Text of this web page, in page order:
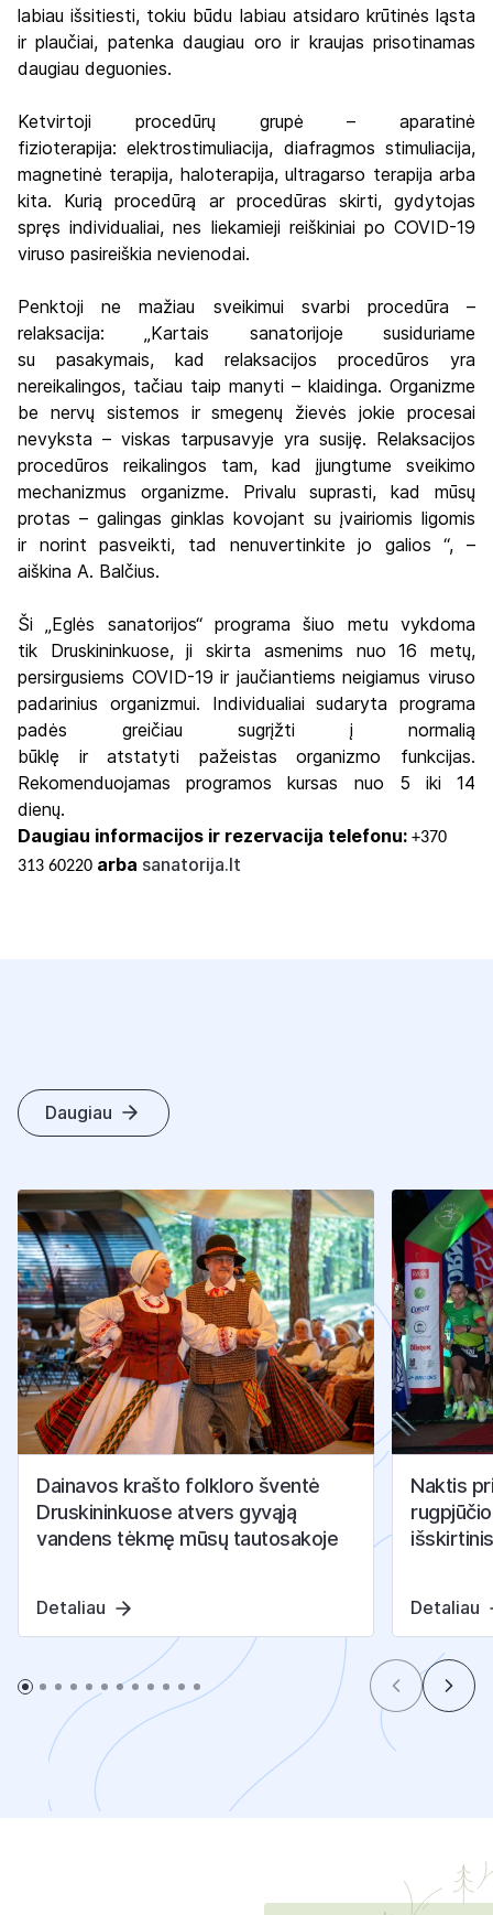
labiau išsitiesti, tokiu būdu labiau atsidaro krūtinės ląsta
ir plaučiai, patenka daugiau oro ir kraujas prisotinamas
daugiau deguonies.
Ketvirtoji procedūrų grupė – aparatinė
fizioterapija: elektrostimuliacija, diafragmos stimuliacija,
magnetinė terapija, haloterapija, ultragarso terapija arba
kita. Kurią procedūrą ar procedūras skirti, gydytojas
spręs individualiai, nes liekamieji reiškiniai po COVID-19
viruso pasireiškia nevienodai.
Penktoji ne mažiau sveikimui svarbi procedūra –
relaksacija: „Kartais sanatorijoje susiduriame
su pasakymais, kad relaksacijos procedūros yra
nereikalingos, tačiau taip manyti – klaidinga. Organizme
be nervų sistemos ir smegenų žievės jokie procesai
nevyksta – viskas tarpusavyje yra susiję. Relaksacijos
procedūros reikalingos tam, kad įjungtume sveikimo
mechanizmus organizme. Privalu suprasti, kad mūsų
protas – galingas ginklas kovojant su įvairiomis ligomis
ir norint pasveikti, tad nenuvertinkite jo galios “, –
aiškina A. Balčius.
Ši „Eglės sanatorijos“ programa šiuo metu vykdoma
tik Druskininkuose, ji skirta asmenims nuo 16 metų,
persirgusiems COVID-19 ir jaučiantiems neigiamus viruso
padarinius organizmui. Individualiai sudaryta programa
padės greičiau sugrįžti į normalią
būklę ir atstatyti pažeistas organizmo funkcijas.
Rekomenduojamas programos kursas nuo 5 iki 14
dienų.
Daugiau informacijos ir rezervacija telefonu: +370
313 60220 arba sanatorija.lt
Daugiau
Dainavos krašto folkloro šventė
Druskininkuose atvers gyvąją
vandens tėkmę mūsų tautosakoje
Detaliau
Naktis
Detaliau